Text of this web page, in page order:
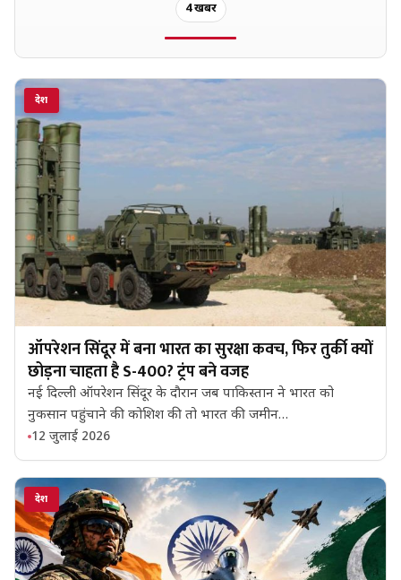
4 खबरें
देश
ऑपरेशन सिंदूर में बना भारत का सुरक्षा कवच, फिर तुर्की क्यों
छोड़ना चाहता है S-400? ट्रंप बने वजह
नई दिल्ली ऑपरेशन सिंदूर के दौरान जब पाकिस्तान ने भारत को
नुकसान पहुंचाने की कोशिश की तो भारत की जमीन…
12 जुलाई 2026
देश